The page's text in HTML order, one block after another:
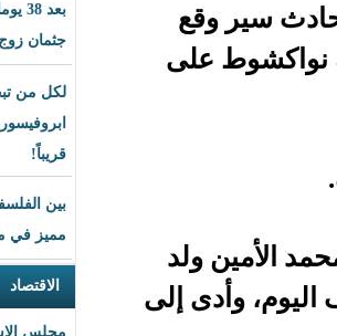
بعد 38 يوما من اختفائه..
جثمان زوج وزيرة إيطالية
لكل من تبحث عن حلم
ابروفيسورة تركية شهيرة في
بين الفلسفة وألم الهجرة: لقاء
مميز في مكتبة جسور عبد
الاقتصاد
مجلس الاستقرار المالي
على
إلى